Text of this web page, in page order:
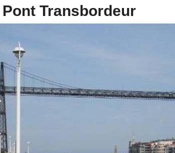
Transbordeur